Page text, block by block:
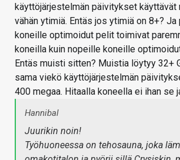
käyttöjärjestelmän päivitykset käyttävät
vähän ytimiä. Entäs jos ytimiä on 8+?
koneille optimoidut pelit toimivat
koneilla kuin nopeille koneille
Entäs muisti sitten? Muistia löytyy 32+
sama viekö käyttöjärjestelmän
400 megaa. Hitaalla koneella ei ihan se
Hannibal
Juurikin noin!
Työhuoneessa on tehosauna, joka